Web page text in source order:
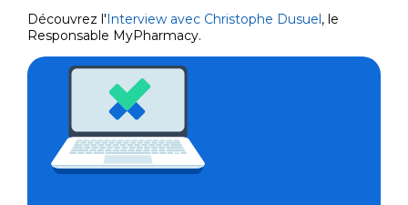
Découvrez l'Interview avec Christophe Dusuel, le
Responsable MyPharmacy.